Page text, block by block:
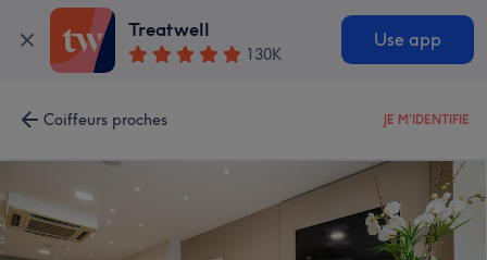
Treatwell
130K
Use app
Coiffeurs proches JE M'IDENTIFIE